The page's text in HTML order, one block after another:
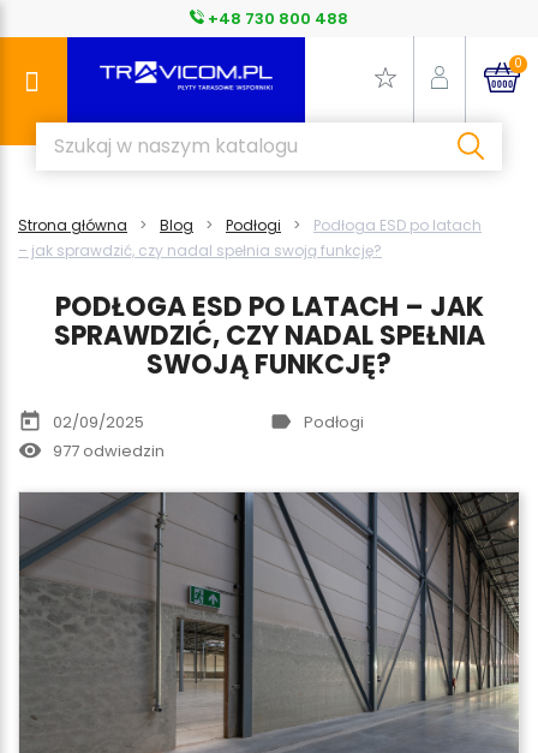
+48 730 800 488
0
Strona główna Blog Podłogi
Podłoga ESD po latach
– jak sprawdzić, czy nadal spełnia swoją funkcję?
PODŁOGA ESD PO LATACH – JAK
SPRAWDZIĆ, CZY NADAL SPEŁNIA
SWOJĄ FUNKCJĘ?
today 02/09/2025 label Podłogi
remove_red_eye 977 odwiedzin